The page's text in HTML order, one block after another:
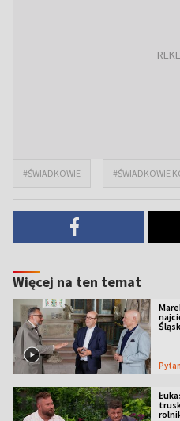
#ŚWIADKOWIE #ŚWIADKOWIE
Więcej na ten temat